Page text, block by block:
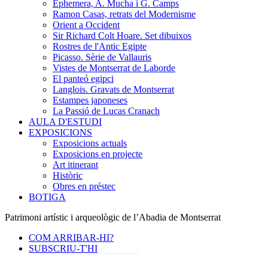
Ephemera, A. Mucha i G. Camps
Ramon Casas, retrats del Modernisme
Orient a Occident
Sir Richard Colt Hoare. Set dibuixos
Rostres de l'Antic Egipte
Picasso. Sèrie de Vallauris
Vistes de Montserrat de Laborde
El panteó egipci
Langlois. Gravats de Montserrat
Estampes japoneses
La Passió de Lucas Cranach
AULA D'ESTUDI
EXPOSICIONS
Exposicions actuals
Exposicions en projecte
Art itinerant
Històric
Obres en préstec
BOTIGA
Patrimoni artístic i arqueològic de l’Abadia de Montserrat
COM ARRIBAR-HI?
SUBSCRIU-T'HI